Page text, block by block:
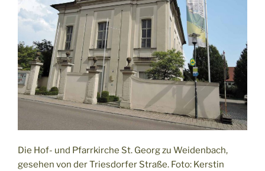
Die Hof- und Pfarrkirche St. Georg zu Weidenbach,
gesehen von der Triesdorfer Straße. Foto: Kerstin